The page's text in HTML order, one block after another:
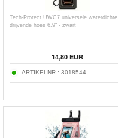
Tech-Protect UWC7 universele waterdichte
drijvende hoes 6.9" - zwart
14,80EUR
ARTIKELNR.: 3018544